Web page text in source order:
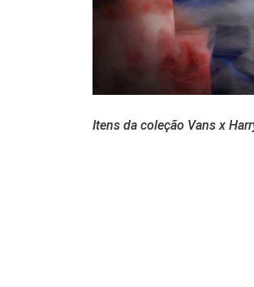
Itens da coleção Vans x